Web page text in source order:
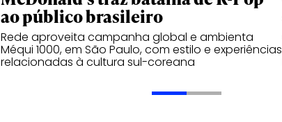
ao público brasileiro
Rede aproveita campanha global e ambienta
Méqui 1000, em São Paulo, com estilo e experiências
relacionadas à cultura sul-coreana